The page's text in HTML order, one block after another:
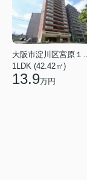
1LDK (42.42㎡)
13.9万円